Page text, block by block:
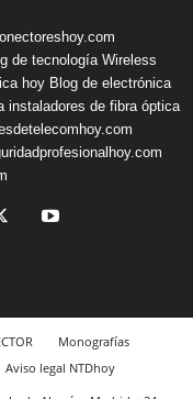
de tecnología Wireless
hoy Blog de electrónica
instaladores de fibra óptica
Monografías
Aviso legal NTDhoy